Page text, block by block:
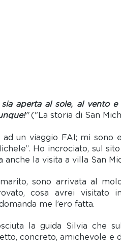
aperta al sole, al vento
" ("La storia di San
ad un viaggio FAI; mi sono
Ho incrociato, sul
la visita a villa San
sono arrivata al
cosa avrei visitato
me l’ero fatta.
la guida Silvia che
concreto, amichevole e